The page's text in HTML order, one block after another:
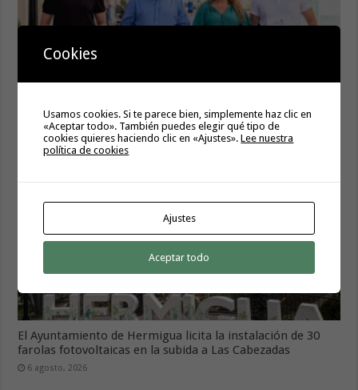
Gomera
6 agosto, 2026
El Ayuntamiento de Hermigua licita la instalación de 30
farolas fotovoltaicas en la subida a Las Cabezadas
6 agosto, 2026
Cookies
Usamos cookies. Si te parece bien, simplemente haz clic en
«Aceptar todo». También puedes elegir qué tipo de
cookies quieres haciendo clic en «Ajustes».Lee nuestra
política de cookies
Ajustes
Aceptar todo